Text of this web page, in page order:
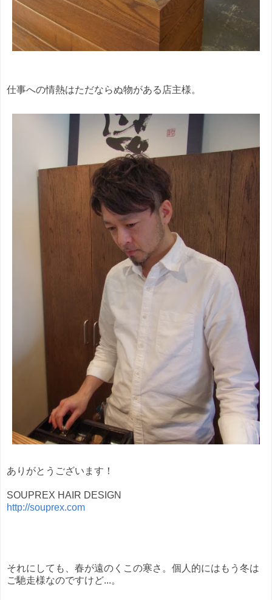
仕事への情熱はただならぬ物がある店主様。
ありがとうございます！
SOUPREX HAIR DESIGN
http://souprex.com
それにしても、春が遠のくこの寒さ。個人的にはもう冬は
ご馳走様なのですけど...。